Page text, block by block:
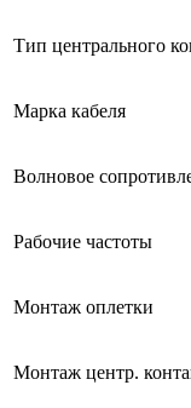
Тип центрального
Марка кабеля
Волновое
Рабочие частоты
Монтаж оплетки
Монтаж центр.